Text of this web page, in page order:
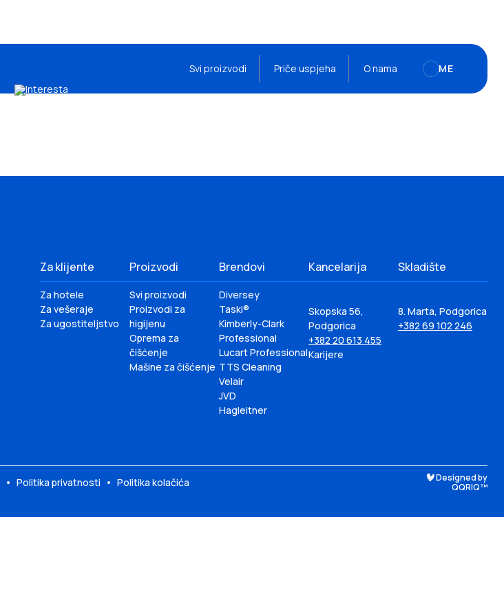
Svi proizvodi Priče uspjeha O nama ME
Za klijente
Za hotele
Za vešeraje
Za ugostiteljstvo
Proizvodi
Svi proizvodi
Proizvodi za
higijenu
Oprema za
čišćenje
Mašine za čišćenje
Brendovi
Diversey
Taski®
Kimberly-Clark
Professional
Lucart Professional
TTS Cleaning
Velair
JVD
Hagleitner
Kancelarija
Skopska 56,
Podgorica
+382 20 613 455
Karijere
Skladište
8. Marta, Podgorica
+382 69 102 246
• Politika privatnosti • Politika kolačića
🐓 Designed by
QQRIQ™